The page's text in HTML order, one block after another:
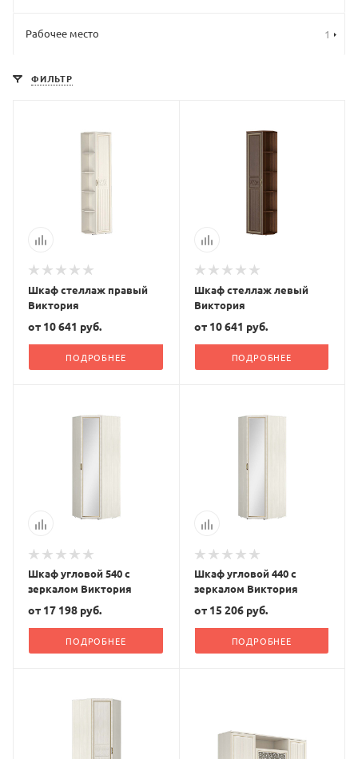
Рабочее место 1
ФИЛЬТР
Шкаф стеллаж правый
Виктория
от 10 641 руб.
ПОДРОБНЕЕ
Шкаф стеллаж левый
Виктория
от 10 641 руб.
ПОДРОБНЕЕ
Шкаф угловой 540 с
зеркалом Виктория
от 17 198 руб.
ПОДРОБНЕЕ
Шкаф угловой 440 с
зеркалом Виктория
от 15 206 руб.
ПОДРОБНЕЕ